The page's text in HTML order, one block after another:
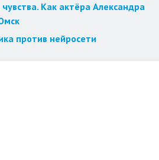
Как актёра Александра
против нейросети